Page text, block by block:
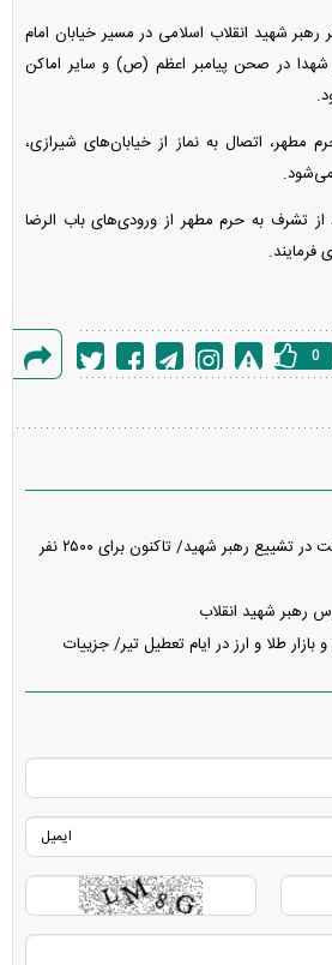
شهید انقلاب اسلامی در مسیر خیابان امام
شهدا در صحن پیامبر اعظم (ص) و سایر اماکن
مطهر، اتصال به نماز از خیابان‌های شیرازی،
از تشرف به حرم مطهر از ورودی‌های باب الرضا
فرمایند.
خطا
0
ورود اتباع افغان برای شرکت در تشییع رهبر شهید/ تاکنون برای ۲۵۰۰ نفر
رهبر شهید انقلاب
طلا و ارز در ایام تعطیل تیر/ جزییات